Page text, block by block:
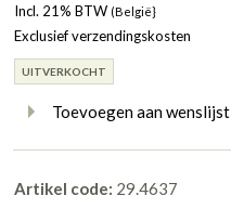
Incl. 21% BTW (België}
Exclusief verzendingskosten
UITVERKOCHT
Toevoegen aan wenslijst
Artikel code: 29.4637